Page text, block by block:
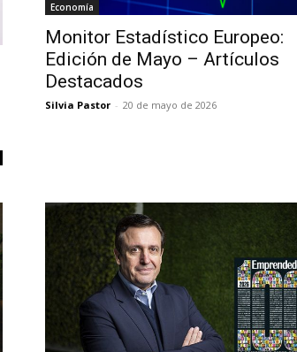
Economía
Monitor Estadístico Europeo:
Edición de Mayo – Artículos
Destacados
Silvia Pastor - 20 de mayo de 2026